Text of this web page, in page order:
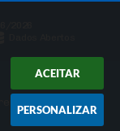
ACEITAR
PERSONALIZAR
reservados -